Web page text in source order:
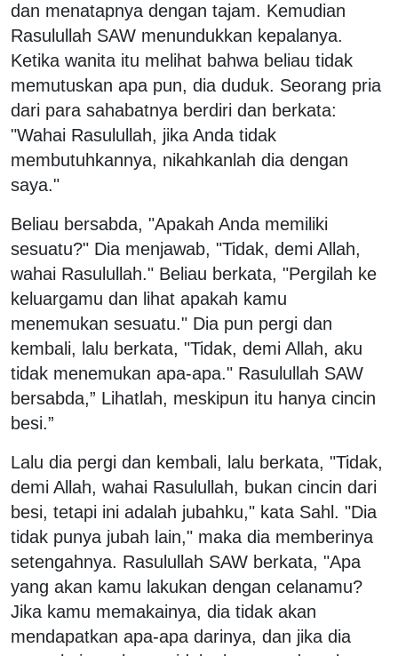
dan menatapnya dengan tajam. Kemudian
Rasulullah SAW menundukkan kepalanya.
Ketika wanita itu melihat bahwa beliau tidak
memutuskan apa pun, dia duduk. Seorang pria
dari para sahabatnya berdiri dan berkata:
"Wahai Rasulullah, jika Anda tidak
membutuhkannya, nikahkanlah dia dengan
saya."
Beliau bersabda, "Apakah Anda memiliki
sesuatu?" Dia menjawab, "Tidak, demi Allah,
wahai Rasulullah." Beliau berkata, "Pergilah ke
keluargamu dan lihat apakah kamu
menemukan sesuatu." Dia pun pergi dan
kembali, lalu berkata, "Tidak, demi Allah, aku
tidak menemukan apa-apa." Rasulullah SAW
bersabda,” Lihatlah, meskipun itu hanya cincin
besi.”
Lalu dia pergi dan kembali, lalu berkata, "Tidak,
demi Allah, wahai Rasulullah, bukan cincin dari
besi, tetapi ini adalah jubahku," kata Sahl. "Dia
tidak punya jubah lain," maka dia memberinya
setengahnya. Rasulullah SAW berkata, "Apa
yang akan kamu lakukan dengan celanamu?
Jika kamu memakainya, dia tidak akan
mendapatkan apa-apa darinya, dan jika dia